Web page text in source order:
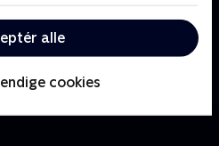
alle
cookies
Frank Hvam. Den
upolitiske korrekte som
både pinligt, sjovt og
vis prøver at tage